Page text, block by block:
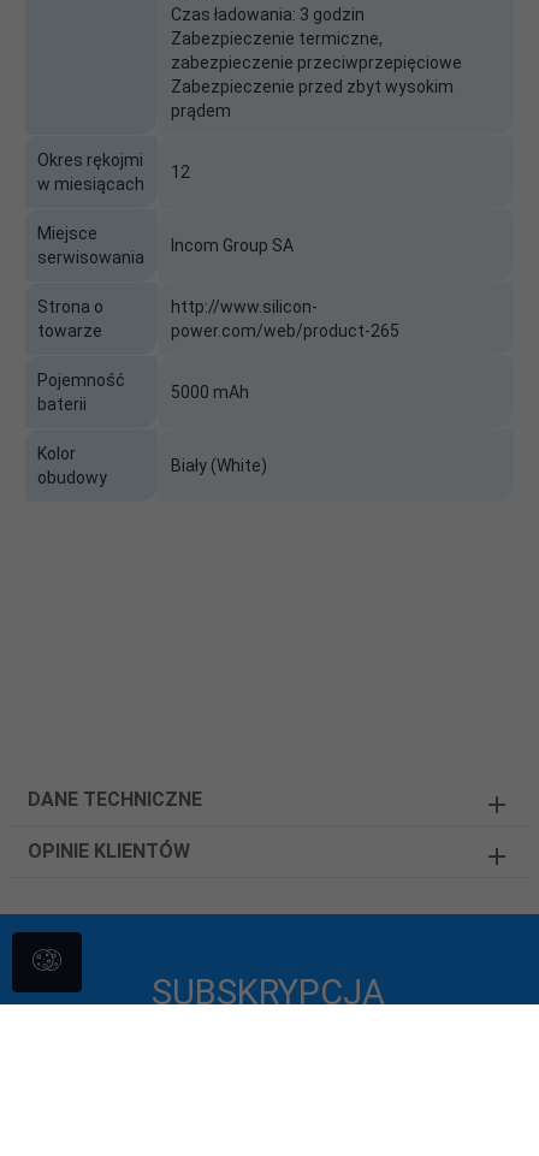
Czas ładowania: 3 godzin
Zabezpieczenie termiczne,
zabezpieczenie przeciwprzepięciowe
Zabezpieczenie przed zbyt wysokim
prądem
Okres rękojmi
w miesiącach
12
Miejsce
serwisowania
Incom Group SA
Strona o
towarze
http://www.silicon-
power.com/web/product-265
Pojemność
baterii
5000 mAh
Kolor
obudowy
Biały (White)
DANE TECHNICZNE
OPINIE KLIENTÓW
SUBSKRYPCJA